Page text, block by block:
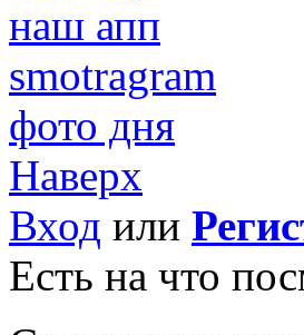
наш апп
smotragram
фото дня
Наверх
Вход или
Есть на что